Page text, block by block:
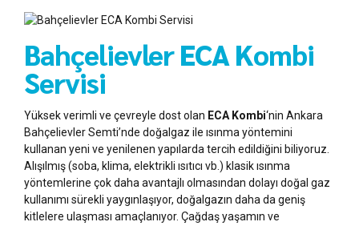
Bahçelievler ECA Kombi
Servisi
Yüksek verimli ve çevreyle dost olan ECA Kombi‘nin Ankara
Bahçelievler Semti’nde doğalgaz ile ısınma yöntemini
kullanan yeni ve yenilenen yapılarda tercih edildiğini biliyoruz.
Alışılmış (soba, klima, elektrikli ısıtıcı vb.) klasik ısınma
yöntemlerine çok daha avantajlı olmasından dolayı doğal gaz
kullanımı sürekli yaygınlaşıyor, doğalgazın daha da geniş
kitlelere ulaşması amaçlanıyor. Çağdaş yaşamın ve